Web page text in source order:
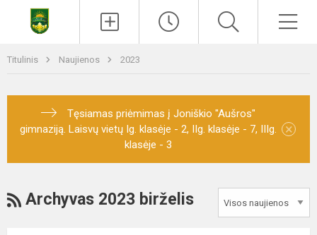
Titulinis Naujienos 2023
Tęsiamas priėmimas į Joniškio "Aušros"
gimnaziją. Laisvų vietų Ig. klasėje - 2, IIg. klasėje - 7, IIIg.
klasėje - 3
×
Archyvas 2023 birželis